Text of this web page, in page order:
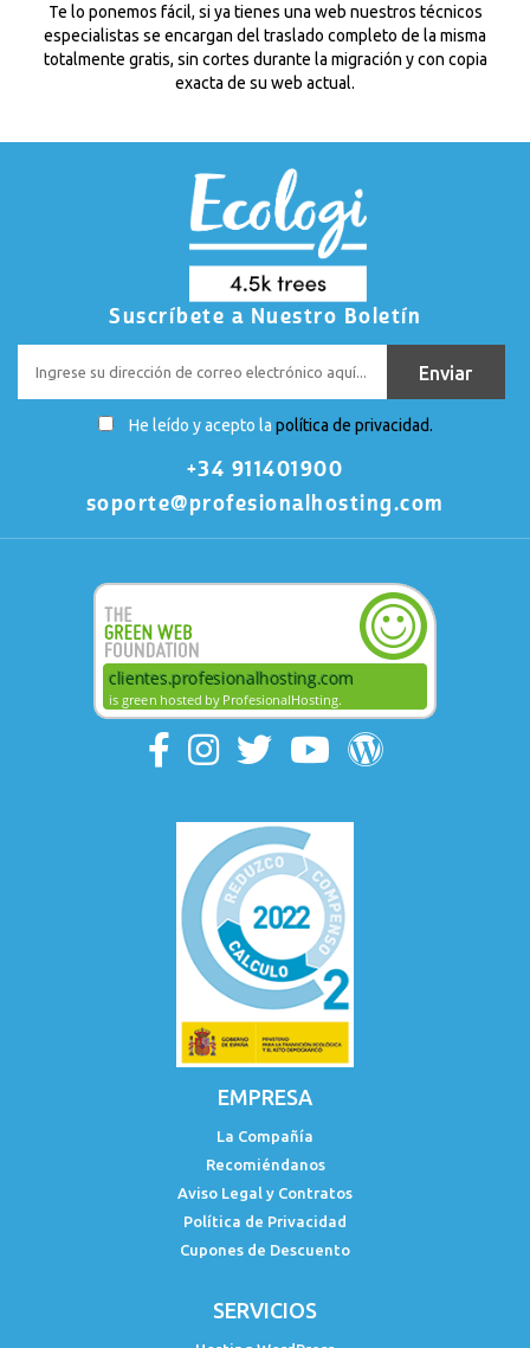
Te lo ponemos fácil, si ya tienes una web nuestros técnicos
especialistas se encargan del traslado completo de la misma
totalmente gratis, sin cortes durante la migración y con copia
exacta de su web actual.
Suscríbete a Nuestro Boletín
He leído y acepto la política de privacidad.
+34 911401900
soporte@profesionalhosting.com
EMPRESA
La Compañía
Recomiéndanos
Aviso Legal y Contratos
Política de Privacidad
Cupones de Descuento
SERVICIOS